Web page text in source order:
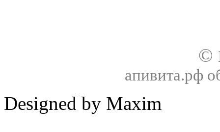
©
апивита.рф
Designed by Maxim